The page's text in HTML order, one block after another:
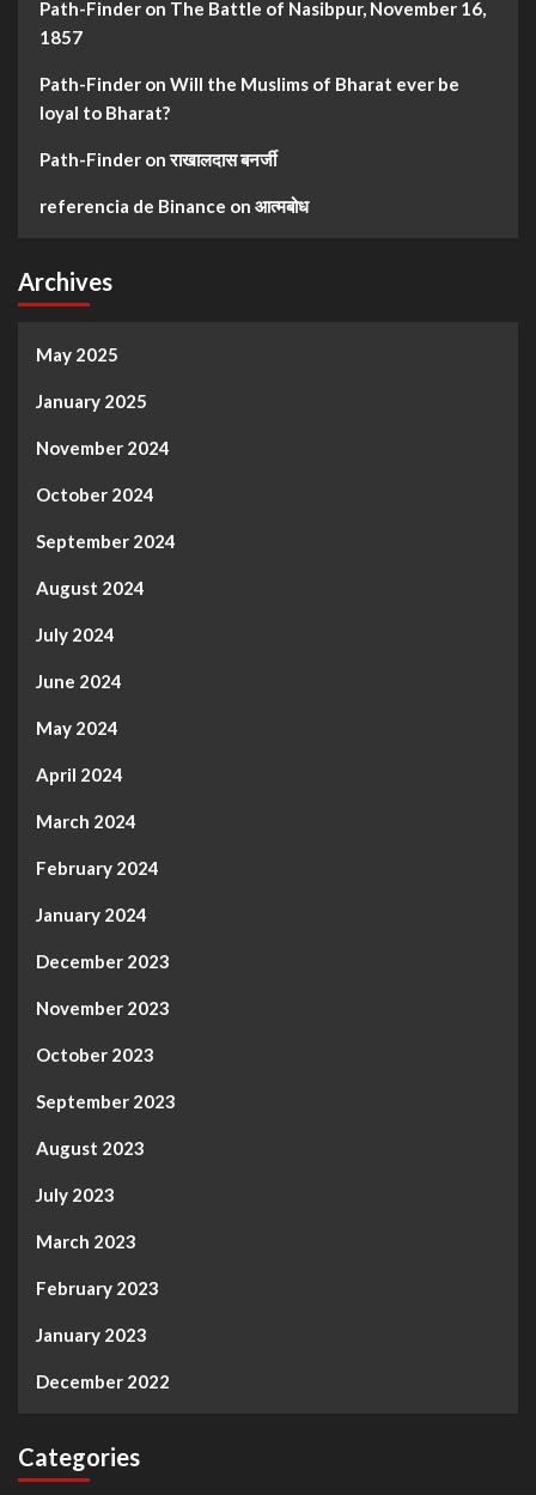
Path-Finder on The Battle of Nasibpur, November 16,
1857
Path-Finder on Will the Muslims of Bharat ever be
loyal to Bharat?
Path-Finder onराखालदास बनर्जी
referencia de Binance on आत्मबोध
Archives
May 2025
January 2025
November 2024
October 2024
September 2024
August 2024
July 2024
June 2024
May 2024
April 2024
March 2024
February 2024
January 2024
December 2023
November 2023
October 2023
September 2023
August 2023
July 2023
March 2023
February 2023
January 2023
December 2022
Categories